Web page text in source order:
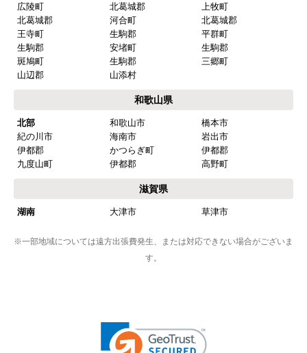
広陵町
北葛城郡
上牧町
北葛城郡
河合町
北葛城郡
王寺町
生駒郡
平群町
生駒郡
安堵町
生駒郡
斑鳩町
生駒郡
三郷町
山辺郡
山添村
和歌山県
北部 和歌山市
橋本市
紀の川市
海南市
岩出市
伊都郡
かつらぎ町
伊都郡
九度山町
伊都郡 高野町
滋賀県
湖南 大津市 草津市
※一部地域については遠方出張費発生、または対応できない場合がございま
す。